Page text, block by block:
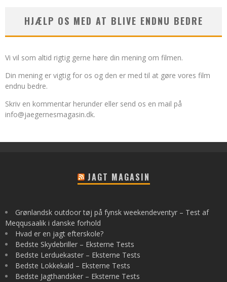
HJÆLP OS MED AT BLIVE ENDNU BEDRE
Vi vil som altid rigtig gerne høre din mening om filmen.
Din mening er vigtig for os og den er med til at gøre vores film
endnu bedre.
Skriv en kommentar herunder eller send os en mail på
info@jaegernesmagasin.dk.
JAGT MAGASIN
Grønlandsk outdoor tøj på fynsk weekendeventyr – Test af
Meqqusaalik i danske forhold
Hvad er en jagt efterskole?
Bedste Skydebriller – Eksterne Tests
Bedste Lerduekaster – Eksterne Tests
Bedste Lokkekald – Eksterne Tests
Bedste Jagthandsker – Eksterne Tests